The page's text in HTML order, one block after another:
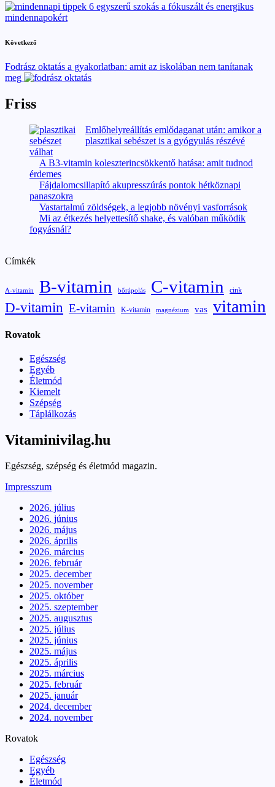
6 egyszerű szokás a fókuszált és energikus
mindennapokért
Következő
Fodrász oktatás a gyakorlatban: amit az iskolában nem tanítanak
meg
Friss
Emlőhelyreállítás emlődaganat után: amikor a
plasztikai sebészet is a gyógyulás részévé
válhat
A B3-vitamin koleszterincsökkentő hatása: amit tudnod
érdemes
Fájdalomcsillapító akupresszúrás pontok hétköznapi
panaszokra
Vastartalmú zöldségek, a legjobb növényi vasforrások
Mi az étkezés helyettesítő shake, és valóban működik
fogyásnál?
Címkék
A-vitamin B-vitamin bőrápolás C-vitamin cink
D-vitamin E-vitamin K-vitamin magnézium vas vitamin
Rovatok
Egészség
Egyéb
Életmód
Kiemelt
Szépség
Táplálkozás
Vitaminivilag.hu
Egészség, szépség és életmód magazin.
Impresszum
2026. július
2026. június
2026. május
2026. április
2026. március
2026. február
2025. december
2025. november
2025. október
2025. szeptember
2025. augusztus
2025. július
2025. június
2025. május
2025. április
2025. március
2025. február
2025. január
2024. december
2024. november
Rovatok
Egészség
Egyéb
Életmód